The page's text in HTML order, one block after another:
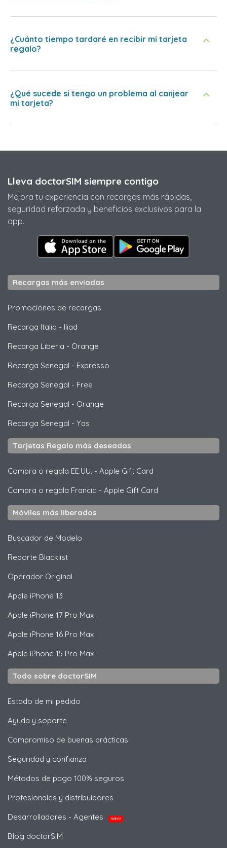
¿Cuánto tiempo tardaré en recibir mi tarjeta
regalo?
¿Qué sucede si tengo un problema al canjear
mi tarjeta?
Lleva doctorSIM siempre contigo
Mejora tu experiencia con recargas más rápidas,
seguridad reforzada y beneficios exclusivos para la
app.
Recargas más enviadas
Promociones de recargas
Recarga Italia - Iliad
Recarga Liberia - Orange
Recarga Senegal - Expresso
Recarga Senegal - Free
Recarga Senegal - Orange
Recarga Senegal - Yas
Tarjetas Regalo más deseadas
Compra o regala EE.UU. - Apple Gift Card
Compra o regala Francia - Apple Gift Card
Móviles más liberados
Buscador de Modelo
Reporte Blacklist
Operador Original
Apple iPhone 13
Apple iPhone 17 Pro Max
Apple iPhone 16 Pro Max
Apple iPhone 15 Pro Max
Todo sobre doctorSIM
Estado de mi pedido
Ayuda y soporte
Compromiso de buenas prácticas
Seguridad y confianza
Métodos de pago 100% seguros
Profesionales y distribuidores
Desarrolladores - Agentes
NUEVO
Blog doctorSIM